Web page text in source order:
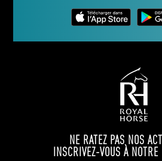
NE RATEZ PAS NOS
INSCRIVEZ-VOUS À NOTRE